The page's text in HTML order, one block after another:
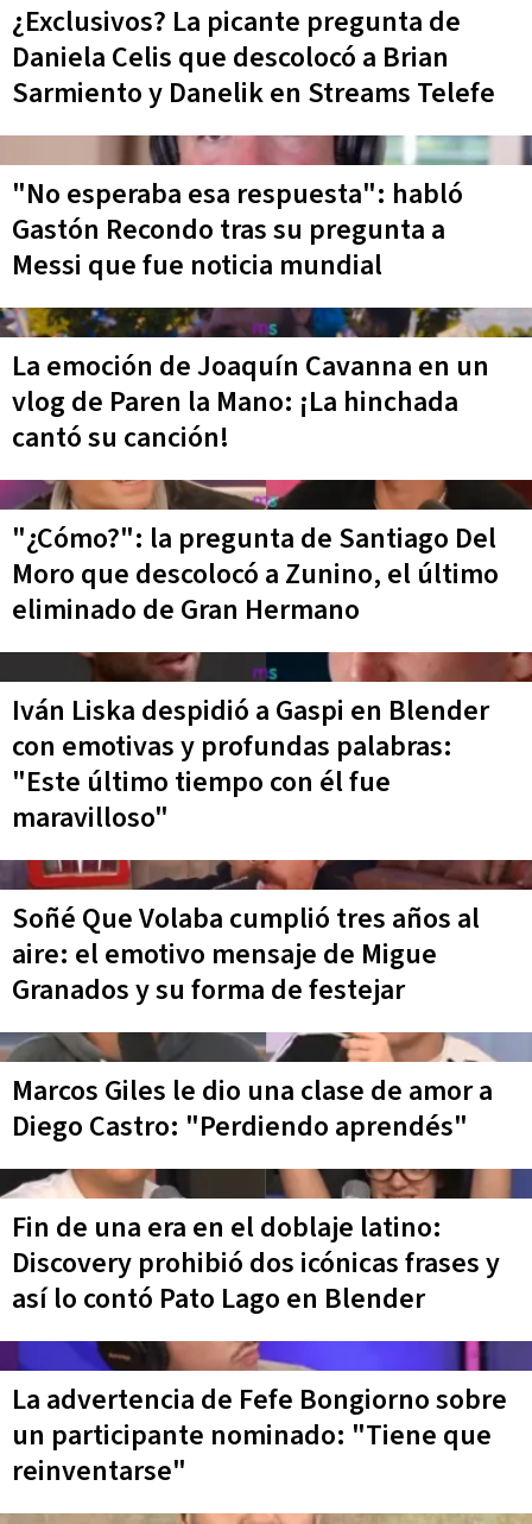
¿Exclusivos? La picante pregunta de
Daniela Celis que descolocó a Brian
Sarmiento y Danelik en Streams Telefe
"No esperaba esa respuesta": habló
Gastón Recondo tras su pregunta a
Messi que fue noticia mundial
La emoción de Joaquín Cavanna en un
vlog de Paren la Mano: ¡La hinchada
cantó su canción!
"¿Cómo?": la pregunta de Santiago Del
Moro que descolocó a Zunino, el último
eliminado de Gran Hermano
Iván Liska despidió a Gaspi en Blender
con emotivas y profundas palabras:
"Este último tiempo con él fue
maravilloso"
Soñé Que Volaba cumplió tres años al
aire: el emotivo mensaje de Migue
Granados y su forma de festejar
Marcos Giles le dio una clase de amor a
Diego Castro: "Perdiendo aprendés"
Fin de una era en el doblaje latino:
Discovery prohibió dos icónicas frases y
así lo contó Pato Lago en Blender
La advertencia de Fefe Bongiorno sobre
un participante nominado: "Tiene que
reinventarse"